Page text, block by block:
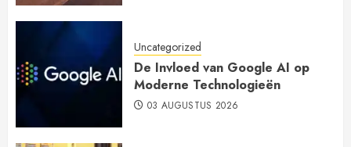
Uncategorized
De Invloed van Google AI op
Moderne Technologieën
03 AUGUSTUS 2026